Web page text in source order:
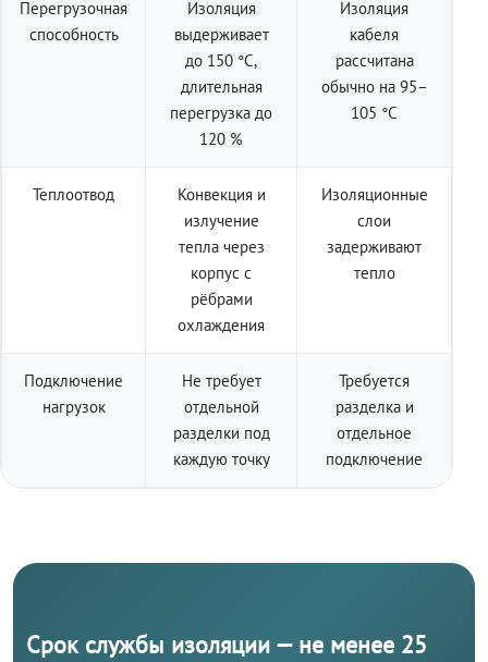
Перегрузочная
способность
Изоляция
выдерживает
до 150 °C,
длительная
перегрузка до
120 %
Изоляция
кабеля
рассчитана
обычно на 95–
105 °C
Теплоотвод
Конвекция и
излучение
тепла через
корпус с
рёбрами
охлаждения
Изоляционные
слои
задерживают
тепло
Подключение
нагрузок
Не требует
отдельной
разделки под
каждую точку
Требуется
разделка и
отдельное
подключение
Срок службы изоляции — не менее 25